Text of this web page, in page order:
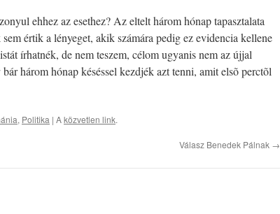
ehhez az esethez? Az eltelt három hónap tapasztalata
értik a lényeget, akik számára pedig ez evidencia kellene
írhatnék, de nem teszem, célom ugyanis nem az újjal
három hónap késéssel kezdjék azt tenni, amit elsõ perctõl
, Politika | Aközvetlen link.
Válasz Benedek Pálnak →